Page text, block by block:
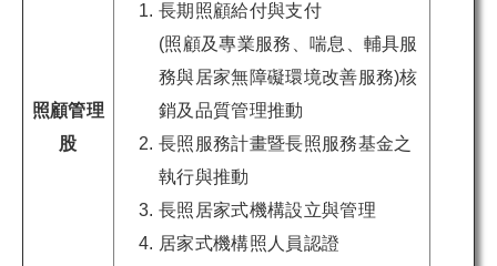
照顧管理
股
長期照顧給付與支付
(照顧及專業服務、喘息、輔具服
務與居家無障礙環境改善服務)核
銷及品質管理推動
長照服務計畫暨長照服務基金之
執行與推動
長照居家式機構設立與管理
居家式機構照人員認證